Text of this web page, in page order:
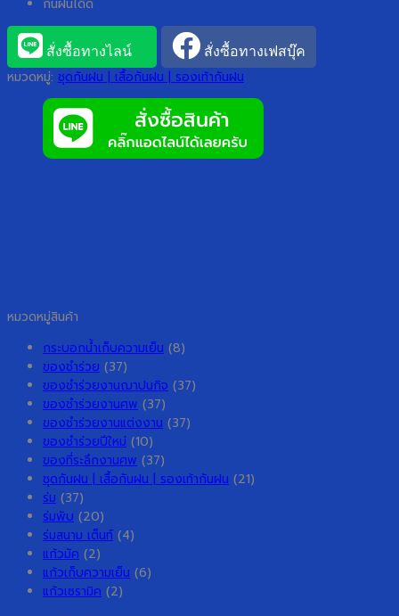
กันฝนได้ดี
สั่งซื้อทางไลน์ สั่งซื้อทางเฟสบุ๊ค
หมวดหมู่: ชุดกันฝน | เสื้อกันฝน | รองเท้ากันฝน
หมวดหมู่สินค้า
กระบอกน้ำเก็บความเย็น (8)
ของชำร่วย (37)
ของชำร่วยงานฌาปนกิจ (37)
ของชำร่วยงานศพ (37)
ของชำร่วยงานแต่งงาน (37)
ของชำร่วยปีใหม่ (10)
ของที่ระลึกงานศพ (37)
ชุดกันฝน | เสื้อกันฝน | รองเท้ากันฝน (21)
ร่ม (37)
ร่มพับ (20)
ร่มสนาม เต็นท์ (4)
แก้วมัค (2)
แก้วเก็บความเย็น (6)
แก้วเซรามิค (2)